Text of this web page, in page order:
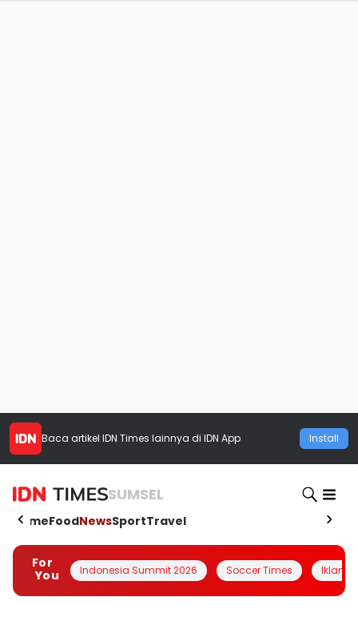
Baca artikel IDN Times lainnya di IDN App Install
SUMSEL
HomeFoodNewsSportTravel
For
You
Indonesia Summit 2026 Soccer Times Iklanin